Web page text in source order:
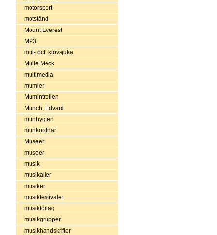
motorsport
motstånd
Mount Everest
MP3
mul- och klövsjuka
Mulle Meck
multimedia
mumier
Mumintrollen
Munch, Edvard
munhygien
munkordnar
Museer
museer
musik
musikalier
musiker
musikfestivaler
musikförlag
musikgrupper
musikhandskrifter